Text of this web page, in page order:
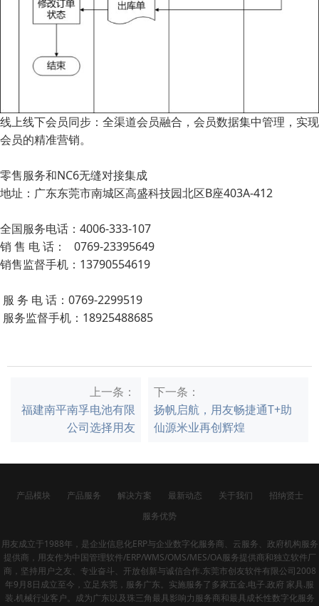
线上线下会员同步：全渠道会员融合，会员数据集中管理，实现
会员的精准营销。
零售服务和NC6无缝对接集成
地址：广东东莞市南城区高盛科技园北区B座403A-412
全国服务电话：4006-333-107
销 售 电 话： 0769-23395649
销售监督手机：13790554619
服 务 电 话：0769-2299519
服务监督手机：18925488685
上一条：
福建南平南孚电池有限
公司选择用友
下一条：
扬帆启航，用友畅捷通T+助
仙源米业再创辉煌
产品模块 产品服务 解决方案 最新动态 关于我们
招纳贤士
服务优势
用友成立于1988年，是企业信息化ERP与企业数字化服务商、云服务、政府机构服务
提供商，用友作为中国管理软件/ERP/WMS/OMS/MES/OA服务提供商和独立软件厂
商，坚持用户之友、专业奋斗、开放创新与诚信合作.东莞市创友软件有限公司2008
年9月8日成立至今，立足东莞，服务广东。实施服务了多家五金.电子.政府 家具.服
装.机械行业客户。成为广东以及珠三角最具影响力服务商和最具成长性数字化服务